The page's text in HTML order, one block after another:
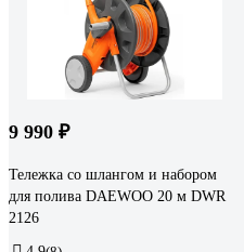
9 990 ₽
Тележка со шлангом и набором
для полива DAEWOO 20 м DWR
2126